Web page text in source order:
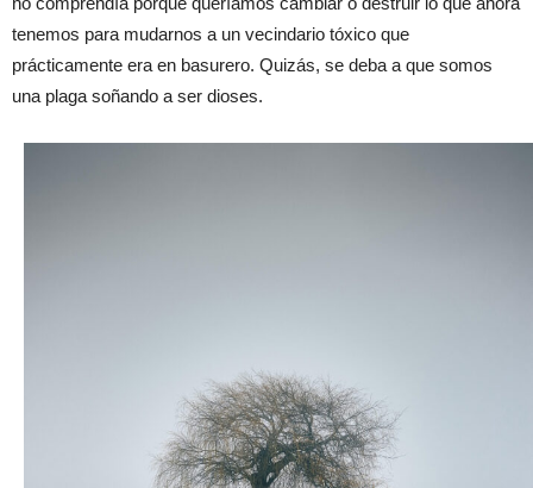
tenemos para mudarnos a un vecindario tóxico que
prácticamente era en basurero. Quizás, se deba a que somos
una plaga soñando a ser dioses.